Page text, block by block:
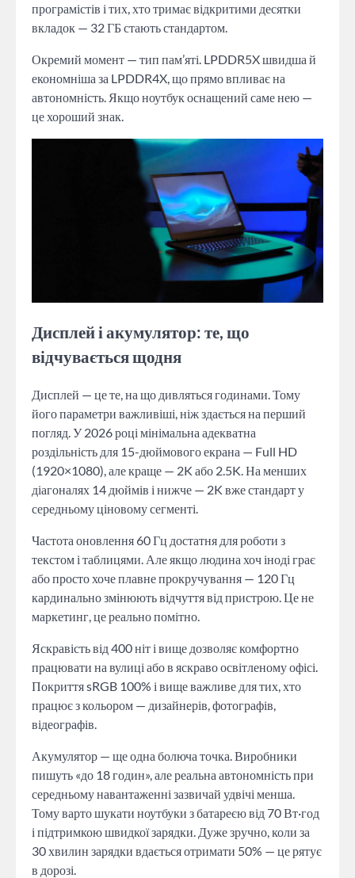
програмістів і тих, хто тримає відкритими десятки
вкладок — 32 ГБ стають стандартом.
Окремий момент — тип пам’яті. LPDDR5X швидша й
економніша за LPDDR4X, що прямо впливає на
автономність. Якщо ноутбук оснащений саме нею —
це хороший знак.
Дисплей і акумулятор: те, що
відчувається щодня
Дисплей — це те, на що дивляться годинами. Тому
його параметри важливіші, ніж здається на перший
погляд. У 2026 році мінімальна адекватна
роздільність для 15-дюймового екрана — Full HD
(1920×1080), але краще — 2K або 2.5K. На менших
діагоналях 14 дюймів і нижче — 2K вже стандарт у
середньому ціновому сегменті.
Частота оновлення 60 Гц достатня для роботи з
текстом і таблицями. Але якщо людина хоч іноді грає
або просто хоче плавне прокручування — 120 Гц
кардинально змінюють відчуття від пристрою. Це не
маркетинг, це реально помітно.
Яскравість від 400 ніт і вище дозволяє комфортно
працювати на вулиці або в яскраво освітленому офісі.
Покриття sRGB 100% і вище важливе для тих, хто
працює з кольором — дизайнерів, фотографів,
відеографів.
Акумулятор — ще одна болюча точка. Виробники
пишуть «до 18 годин», але реальна автономність при
середньому навантаженні зазвичай удвічі менша.
Тому варто шукати ноутбуки з батареєю від 70 Вт·год
і підтримкою швидкої зарядки. Дуже зручно, коли за
30 хвилин зарядки вдається отримати 50% — це рятує
в дорозі.